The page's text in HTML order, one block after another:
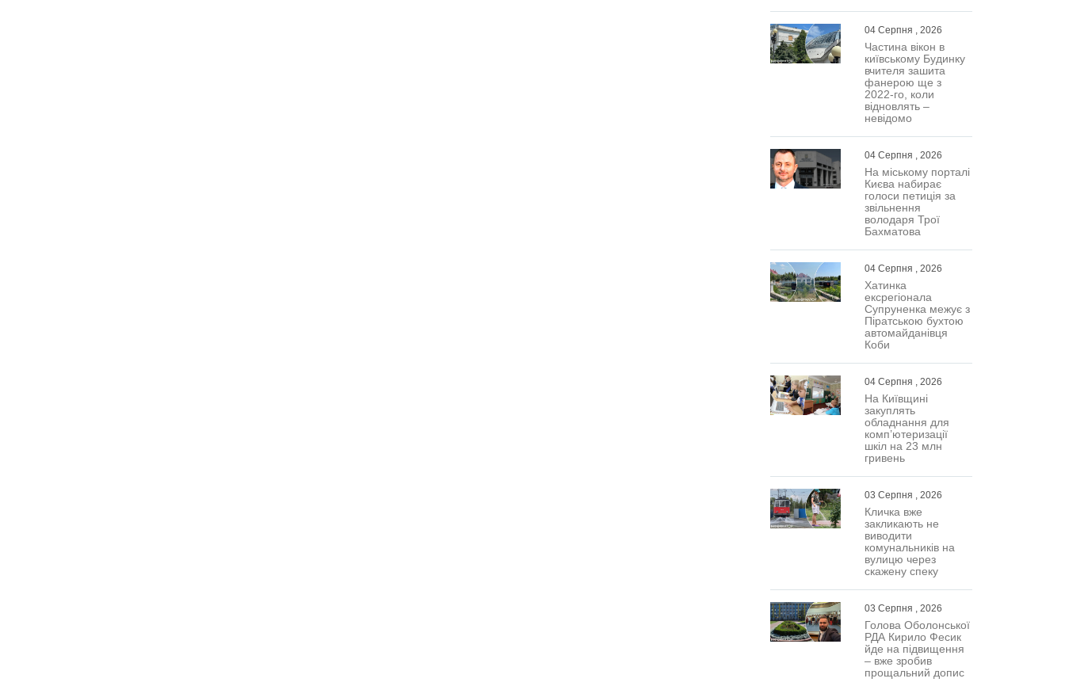
04 Серпня , 2026
Частина вікон в
київському Будинку
вчителя зашита
фанерою ще з
2022-го, коли
відновлять –
невідомо
04 Серпня , 2026
На міському порталі
Києва набирає
голоси петиція за
звільнення
володаря Трої
Бахматова
04 Серпня , 2026
Хатинка
ексрегіонала
Супруненка межує з
Піратською бухтою
автомайданівця
Коби
04 Серпня , 2026
На Київщині
закуплять
обладнання для
комп’ютеризації
шкіл на 23 млн
гривень
03 Серпня , 2026
Кличка вже
закликають не
виводити
комунальників на
вулицю через
скажену спеку
03 Серпня , 2026
Голова Оболонської
РДА Кирило Фесик
йде на підвищення
– вже зробив
прощальний допис